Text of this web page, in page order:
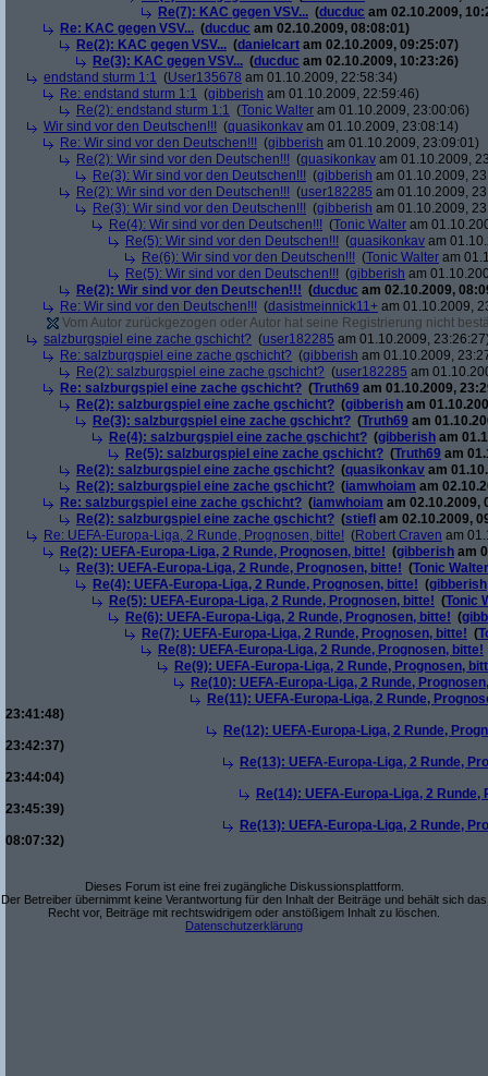
Re(7): KAC gegen VSV... (ducduc am 02.10.2009,
Re: KAC gegen VSV... (ducduc am 02.10.2009, 08:08:01)
Re(2): KAC gegen VSV... (danielcart am 02.10.2009, 09:25:07)
Re(3): KAC gegen VSV... (ducduc am 02.10.2009, 10:23:26)
endstand sturm 1:1 (User135678 am 01.10.2009, 22:58:34)
Re: endstand sturm 1:1 (gibberish am 01.10.2009, 22:59:46)
Re(2): endstand sturm 1:1 (Tonic Walter am 01.10.2009, 23:00:06)
Wir sind vor den Deutschen!!! (quasikonkav am 01.10.2009, 23:08:14)
Re: Wir sind vor den Deutschen!!! (gibberish am 01.10.2009, 23:09:01)
Re(2): Wir sind vor den Deutschen!!! (quasikonkav am 01.10.2009,
Re(3): Wir sind vor den Deutschen!!! (gibberish am 01.10.2009,
Re(2): Wir sind vor den Deutschen!!! (user182285 am 01.10.2009,
Re(3): Wir sind vor den Deutschen!!! (gibberish am 01.10.2009,
Re(4): Wir sind vor den Deutschen!!! (Tonic Walter am
Re(5): Wir sind vor den Deutschen!!! (quasikonkav am
Re(6): Wir sind vor den Deutschen!!! (Tonic Walter am
Re(5): Wir sind vor den Deutschen!!! (gibberish am
Re(2): Wir sind vor den Deutschen!!! (ducduc am 02.10.2009,
Re: Wir sind vor den Deutschen!!! (dasistmeinnick11+ am 01.10.2009,
Vom Autor zurückgezogen oder Autor hat seine Registrierung nicht
salzburgspiel eine zache gschicht? (user182285 am 01.10.2009,
Re: salzburgspiel eine zache gschicht? (gibberish am 01.10.2009,
Re(2): salzburgspiel eine zache gschicht? (user182285 am
Re: salzburgspiel eine zache gschicht? (Truth69 am 01.10.2009,
Re(2): salzburgspiel eine zache gschicht? (gibberish am
Re(3): salzburgspiel eine zache gschicht? (Truth69 am
Re(4): salzburgspiel eine zache gschicht? (gibberish am
Re(5): salzburgspiel eine zache gschicht? (Truth69 am
Re(2): salzburgspiel eine zache gschicht? (quasikonkav am
Re(2): salzburgspiel eine zache gschicht? (iamwhoiam am
Re: salzburgspiel eine zache gschicht? (iamwhoiam am 02.10.2009,
Re(2): salzburgspiel eine zache gschicht? (stiefl am 02.10.2009,
Re: UEFA-Europa-Liga, 2 Runde, Prognosen, bitte! (Robert Craven am
Re(2): UEFA-Europa-Liga, 2 Runde, Prognosen, bitte! (gibberish am
Re(3): UEFA-Europa-Liga, 2 Runde, Prognosen, bitte! (Tonic Walter
Re(4): UEFA-Europa-Liga, 2 Runde, Prognosen, bitte! (gibberish
Re(5): UEFA-Europa-Liga, 2 Runde, Prognosen, bitte! (Tonic
Re(6): UEFA-Europa-Liga, 2 Runde, Prognosen, bitte! (
Re(7): UEFA-Europa-Liga, 2 Runde, Prognosen, bitte! (
Re(8): UEFA-Europa-Liga, 2 Runde, Prognosen, bitte!
Re(9): UEFA-Europa-Liga, 2 Runde, Prognosen,
Re(10): UEFA-Europa-Liga, 2 Runde,
Re(11): UEFA-Europa-Liga, 2 Runde,
23:41:48)
Re(12): UEFA-Europa-Liga, 2 Runde,
23:42:37)
Re(13): UEFA-Europa-Liga, 2 Runde,
23:44:04)
Re(14): UEFA-Europa-Liga, 2
23:45:39)
Re(13): UEFA-Europa-Liga, 2 Runde,
08:07:32)
Dieses Forum ist eine frei zugängliche Diskussionsplattform.
Der Betreiber übernimmt keine Verantwortung für den Inhalt der Beiträge und behält sich das
Recht vor, Beiträge mit rechtswidrigem oder anstößigem Inhalt zu löschen.
Datenschutzerklärung